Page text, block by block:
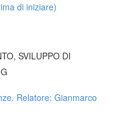
di iniziare)
SVILUPPO DI
Relatore: Gianmarco